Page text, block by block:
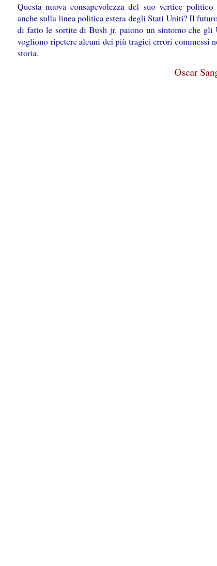
Questa nuova consapevolezza del suo vertice politico
anche sulla linea politica estera degli Stati Uniti? Il
di fatto le sortite di Bush jr. paiono un sintomo che gli
vogliono ripetere alcuni dei più tragici errori commessi
storia.
Oscar